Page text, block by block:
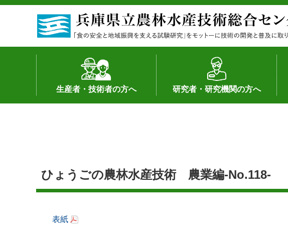
生産者・技術者の方へ
土地利用型作物
野菜
果樹・花き
加工・流通
経営･現地情報
環境病害虫
畜産
森林林業
水産
基幹種雄牛の紹介
研究者・研究機関の方へ
研究者の紹介
シーズ研究の成果
産学官連携
知的財産の保有状況（特許）
知的財産の保有状況（品種）
研究員の受入
研究活動不正行為への対応
公的研究資金への対応
ひょうごの農林水産技術 農業編-No.118-
表紙